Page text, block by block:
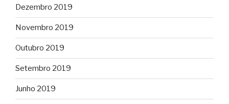
Dezembro 2019
Novembro 2019
Outubro 2019
Setembro 2019
Junho 2019